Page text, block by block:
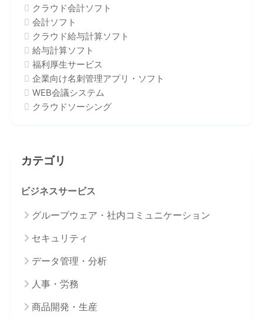
クラウド会計ソフト
会計ソフト
クラウド給与計算ソフト
給与計算ソフト
福利厚生サービス
企業向け名刺管理アプリ・ソフト
WEB会議システム
クラウドソーシング
カテゴリ
ビジネスサービス
グループウェア・社内コミュニケーション
セキュリティ
データ管理・分析
人事・労務
商品開発・生産